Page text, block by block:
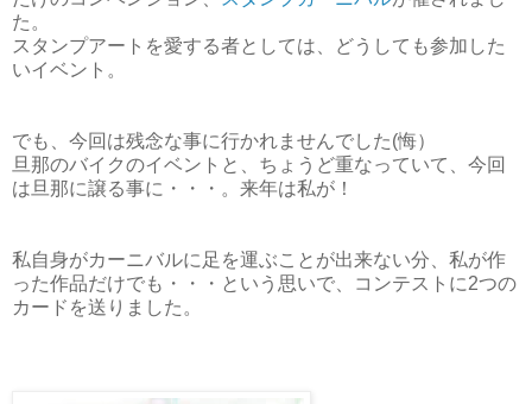
た。
スタンプアートを愛する者としては、どうしても参加した
いイベント。
でも、今回は残念な事に行かれませんでした(悔）
旦那のバイクのイベントと、ちょうど重なっていて、今回
は旦那に譲る事に・・・。来年は私が！
私自身がカーニバルに足を運ぶことが出来ない分、私が作
った作品だけでも・・・という思いで、コンテストに2つの
カードを送りました。